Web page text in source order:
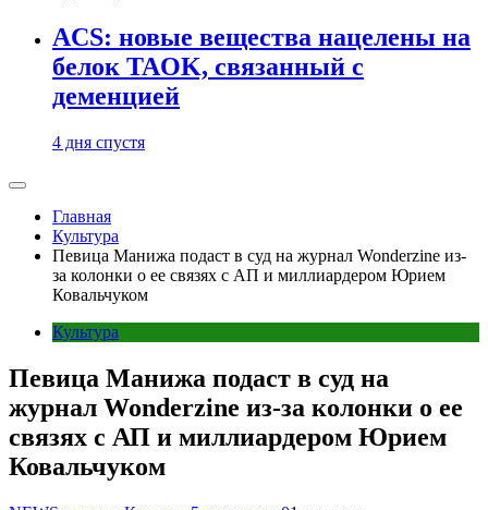
ACS: новые вещества нацелены на
белок TAOK, связанный с
деменцией
4 дня спустя
Главная
Культура
Певица Манижа подаст в суд на журнал Wonderzine из-
за колонки о ее связях с АП и миллиардером Юрием
Ковальчуком
Культура
Певица Манижа подаст в суд на
журнал Wonderzine из-за колонки о ее
связях с АП и миллиардером Юрием
Ковальчуком